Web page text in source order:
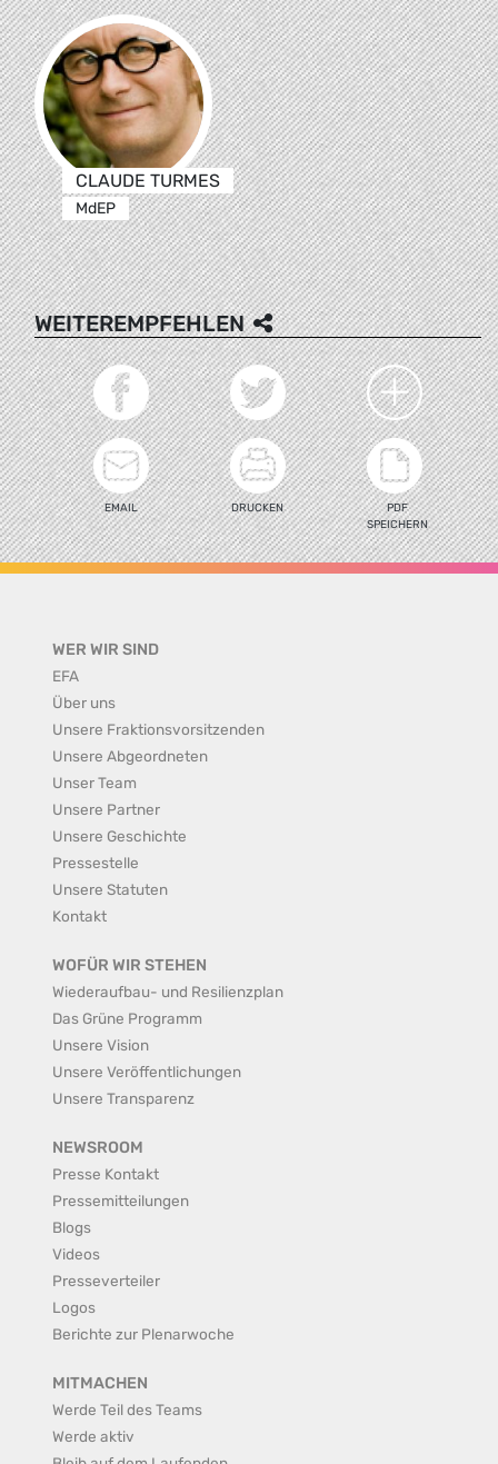
CLAUDE TURMES
MdEP
WEITEREMPFEHLEN
EMAIL DRUCKEN
PDF
SPEICHERN
WER WIR SIND
EFA
Über uns
Unsere Fraktionsvorsitzenden
Unsere Abgeordneten
Unser Team
Unsere Partner
Unsere Geschichte
Pressestelle
Unsere Statuten
Kontakt
WOFÜR WIR STEHEN
Wiederaufbau- und Resilienzplan
Das Grüne Programm
Unsere Vision
Unsere Veröffentlichungen
Unsere Transparenz
NEWSROOM
Presse Kontakt
Pressemitteilungen
Blogs
Videos
Presseverteiler
Logos
Berichte zur Plenarwoche
MITMACHEN
Werde Teil des Teams
Werde aktiv